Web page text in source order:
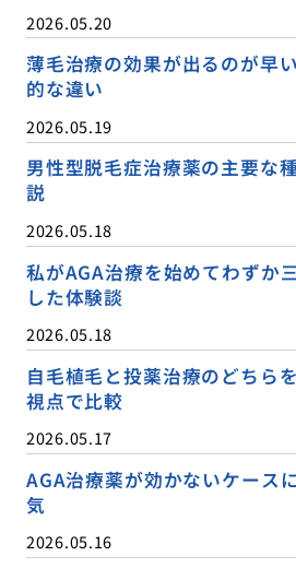
2026.05.20
薄毛治療の効果が出るのが早
的な違い
2026.05.19
男性型脱毛症治療薬の主要な
説
2026.05.18
私がAGA治療を始めてわずか
した体験談
2026.05.18
自毛植毛と投薬治療のどちら
視点で比較
2026.05.17
AGA治療薬が効かないケース
気
2026.05.16